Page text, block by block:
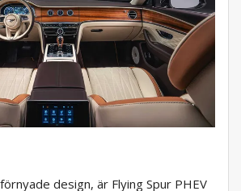
design, är Flying Spur PHEV